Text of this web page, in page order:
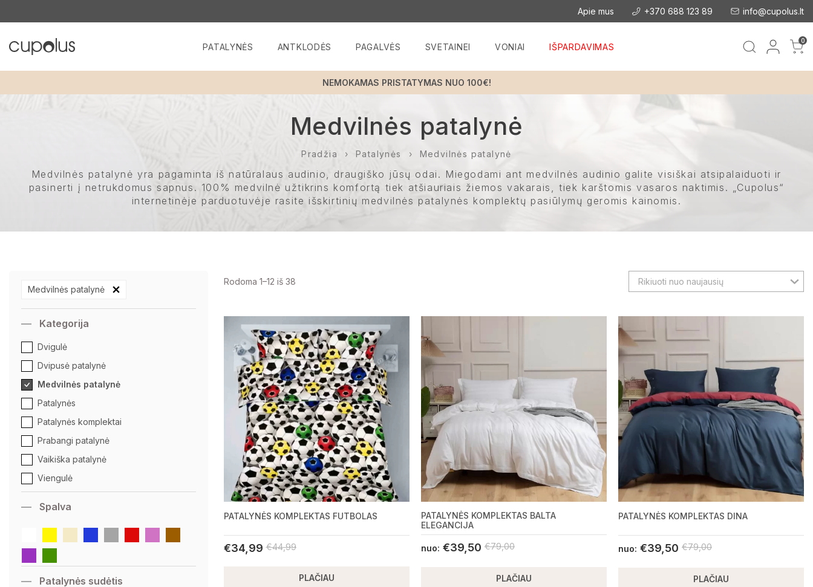
Apie mus +370 688 123 89 info@cupolus.lt
PATALYNĖS ANTKLODĖS PAGALVĖS SVETAINEI VONIAI IŠPARDAVIMAS
0
NEMOKAMAS PRISTATYMAS NUO 100€!
Medvilnės patalynė
Pradžia Patalynės Medvilnės patalynė
Medvilnės patalynė yra pagaminta iš natūralaus audinio, draugiško jūsų odai. Miegodami ant medvilnės audinio galite visiškai atsipalaiduoti ir
pasinerti į netrukdomus sapnus. 100% medvilnė užtikrins komfortą tiek atšiauriais žiemos vakarais, tiek karštomis vasaros naktimis. „Cupolus“
internetinėje parduotuvėje rasite išskirtinių medvilnės patalynės komplektų pasiūlymų geromis kainomis.
Medvilnės patalynė
Kategorija
Dvigulė
Dvipusė patalynė
Medvilnės patalynė
Patalynės
Patalynės komplektai
Prabangi patalynė
Vaikiška patalynė
Viengulė
Spalva
Patalynės sudėtis
Rodoma 1–12 iš 38 Rikiuoti nuo naujausių
PATALYNĖS KOMPLEKTAS FUTBOLAS
€34,99 €44,99
PLAČIAU
PATALYNĖS KOMPLEKTAS BALTA
ELEGANCIJA
nuo: €39,50 €79,00
PLAČIAU
PATALYNĖS KOMPLEKTAS DINA
nuo: €39,50 €79,00
PLAČIAU